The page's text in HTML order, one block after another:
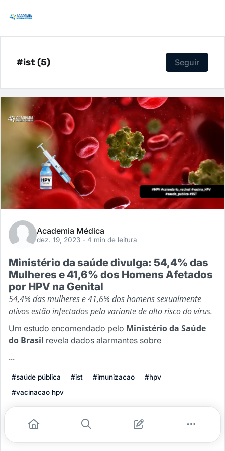
#ist (5) Seguir
Academia Médica
dez. 19, 2023 - 4 min de leitura
Ministério da saúde divulga: 54,4% das
Mulheres e 41,6% dos Homens Afetados
por HPV na Genital
54,4% das mulheres e 41,6% dos homens sexualmente
ativos estão infectados pela variante de alto risco do vírus.
Um estudo encomendado pelo Ministério da Saúde
do Brasil revela dados alarmantes sobre
...
#saúde pública #ist #imunizacao
#hpv
#vacinacao hpv
Leia mais